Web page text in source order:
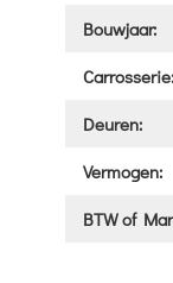
Bouwjaar:
Carrosserie:
Deuren:
Vermogen:
BTW of